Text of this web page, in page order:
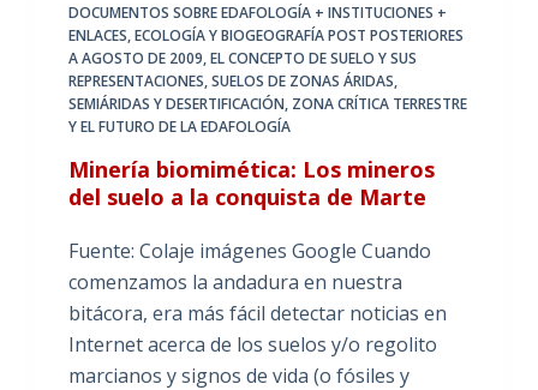
DOCUMENTOS SOBRE EDAFOLOGÍA + INSTITUCIONES +
ENLACES,ECOLOGÍA Y BIOGEOGRAFÍA POST POSTERIORES
A AGOSTO DE 2009,EL CONCEPTO DE SUELO Y SUS
REPRESENTACIONES,SUELOS DE ZONAS ÁRIDAS,
SEMIÁRIDAS Y DESERTIFICACIÓN, ZONA CRÍTICA TERRESTRE
Y EL FUTURO DE LA EDAFOLOGÍA
Minería biomimética: Los mineros
del suelo a la conquista de Marte
Fuente: Colaje imágenes Google Cuando
comenzamos la andadura en nuestra
bitácora, era más fácil detectar noticias en
Internet acerca de los suelos y/o regolito
marcianos y signos de vida (o fósiles y